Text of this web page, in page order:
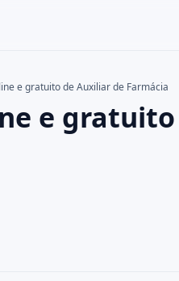
e gratuito de Auxiliar de Farmácia
e